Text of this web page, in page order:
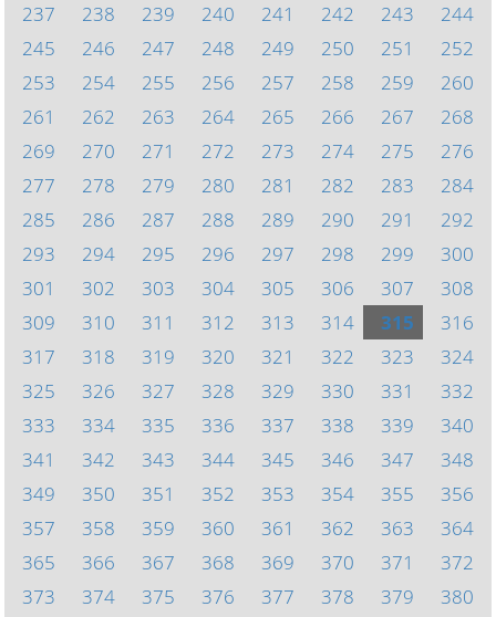
237
238 239 240 241 242 243
244
245
246 247 248 249 250 251
252
253
254 255 256 257 258 259
260
261
262 263 264 265 266 267
268
269
270 271 272 273 274 275
276
277
278 279 280 281 282 283
284
285
286 287 288 289 290 291
292
293
294 295 296 297 298 299
300
301
302 303 304 305 306 307
308
309
310 311 312 313 314 315
316
317
318 319 320 321 322 323
324
325
326 327 328 329 330 331
332
333
334 335 336 337 338 339
340
341
342 343 344 345 346 347
348
349
350 351 352 353 354 355
356
357
358 359 360 361 362 363
364
365
366 367 368 369 370 371
372
373
374 375 376 377 378 379 380